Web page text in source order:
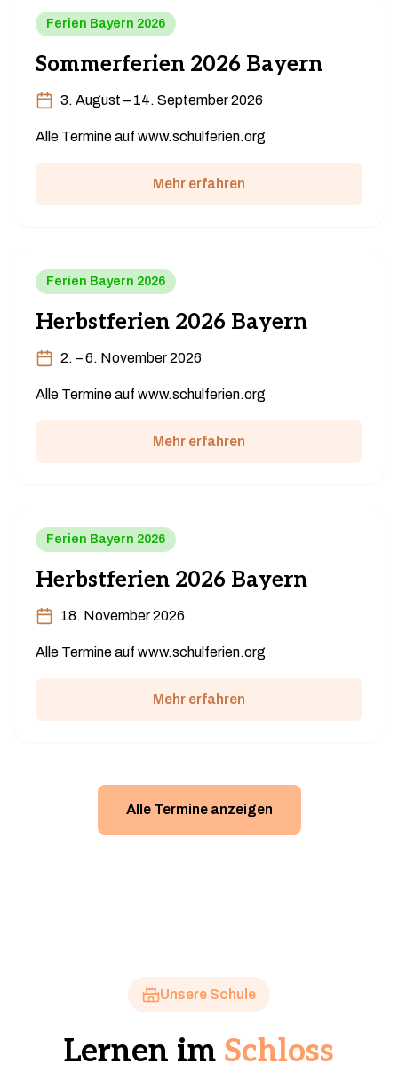
Ferien Bayern 2026
Sommerferien 2026 Bayern
3. August – 14. September 2026
Alle Termine auf www.schulferien.org
Mehr erfahren
Ferien Bayern 2026
Herbstferien 2026 Bayern
2. – 6. November 2026
Alle Termine auf www.schulferien.org
Mehr erfahren
Ferien Bayern 2026
Herbstferien 2026 Bayern
18. November 2026
Alle Termine auf www.schulferien.org
Mehr erfahren
Alle Termine anzeigen
Unsere Schule
Lernen im Schloss